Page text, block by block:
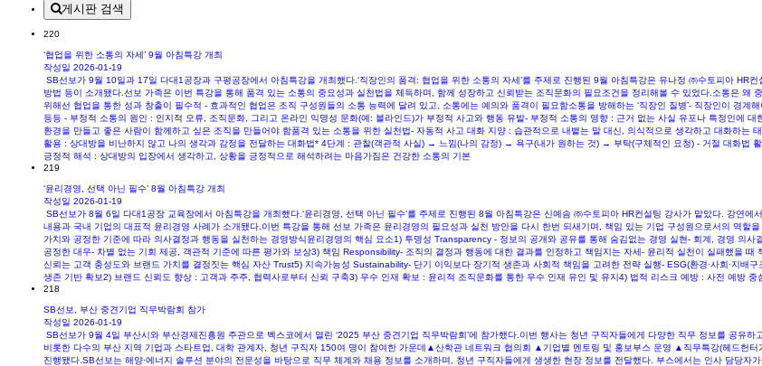
게시판 검색
220
‘협업을 위한 소통의 자세’ 9월 아침특강 개최
작성일 2026-01-19
SB선보가 9월 10일과 17일 다대1공장과 구평공장에서 아침특강을 개최했다.‘직장인의 품격: 협업을 위한 소통의 자세’를 주제로 진행된 9월 아침특강은 유나정 ㈜수토피아
방법 등이 소개됐다.선보 가족은 이번 특강을 통해 품격 있는 소통의 중요성과 실천법을 체득하며, 함께 성장하고 신뢰받는 조직문화의 필요조건을 정리해볼 수 있었다.소통은
위해선 협업을 통한 성과 창출이 필수적 - 효과적인 협업은 조직 구성원들의 소통 능력에 달려 있고, 소통에는 예의와 품격이 필요함소통을 방해하는 ‘직장인 질병’- 직장인이 경
등등 - 부정적 소통의 원인 : 인지적 오류, 조직문화, 그리고 온라인 익명성 문화(예: 블라인드)가 부정적 사고와 행동 유발- 부정적 소통의 영향 : 근거 없는 사실 유포나 특정인에
환경을 만들고 좋은 사람이 함께하고 싶은 조직을 만들어야 함품격 있는 소통을 위한 실천법- 자동적 사고 대화 지양 : 습관적으로 내뱉는 말 대신, 의식적으로 생각하고 대화하
활용 : 상대방을 비난하지 않고 나의 생각과 감정을 전달하는 대화법* 4단계 : 관찰(객관적 사실) → 느낌(나의 감정) → 욕구(내가 원하는 것) → 부탁(구체적인 요청) - 거절 대화법
긍정적 해석 : 상대방의 입장에서 생각하고, 상황을 긍정적으로 해석하려는 마음가짐은 건강한 소통의 기본
219
‘윤리경영, 선택 아닌 필수’ 8월 아침특강 개최
작성일 2026-01-19
SB선보가 8월 6일 다대1공장 교육장에서 아침특강을 개최했다.‘윤리경영, 선택 아닌 필수’를 주제로 진행된 8월 아침특강은 신예솜 ㈜수토피아 HR컨설팅 강사가 맡았다. 강연
내용과 국내 기업의 대표적 윤리경영 사례가 소개됐다.이번 특강을 통해 선보 가족은 윤리경영의 필요성과 실천 방안을 다시 한번 되새기며, 책임 있는 기업 구성원으로서의 역
가치와 공정한 기준에 따라 의사결정과 행동을 실천하는 경영방식윤리경영의 핵심 요소1) ​투명성 Transparency - 정보의 공개와 공유를 통해 숨김없는 경영 실현- 회계, 경영 의
공정한 대우- 차별 없는 기회 제공, 객관적 기준에 따른 평가와 보상3) 책임 Responsibility- 조직의 결정과 행동에 대한 결과를 인정하고 책임지는 자세- 윤리적 실천이 실패했을
신뢰는 고객 충성도와 브랜드 가치를 결정짓는 핵심 자산 Trust5) 지속가능성 Sustainability- 단기 이익보다 장기적 생존과 사회적 책임을 고려한 전략 실행- ESG(환경·사회·지
생존 기반 확보2) 브랜드 신뢰도 향상 : 고객과 주주, 협력사로부터 신뢰 구축3) 우수 인재 확보 : 윤리적 조직문화를 통한 우수 인재 유인 및 유지4) 법적 리스크 예방 : 사전 예방
218
SB선보, 부산 중견기업 직무박람회 참가
작성일 2026-01-19
SB선보가 9월 4일 부산시와 부산경제진흥원 주관으로 벡스코에서 열린 ‘2025 부산 중견기업 직무박람회’에 참가했다.이번 행사는 청년 구직자들에게 다양한 직무 정보를 공유
비롯한 다수의 부산 지역 기업과 스타트업, 대학 관계자, 청년 구직자 150여 명이 참여한 가운데▲산학관 네트워크 협의회 ▲기업별 멘토링 및 홍보부스 운영 ▲직무특강(헤드헌
진행됐다.SB선보는 해양·에너지 솔루션 분야의 전문성을 바탕으로 직무 체계와 채용 정보를 소개하며, 청년 구직자들에게 생생한 현장 정보를 전달했다. 부스에서는 인사 담당